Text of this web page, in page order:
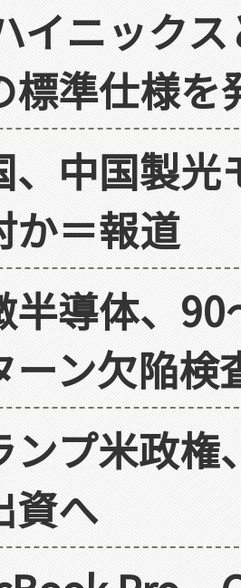
イニック
標準仕様を
、中国製光
か＝報道
半導体、
ーン欠陥検
ンプ米政
資へ